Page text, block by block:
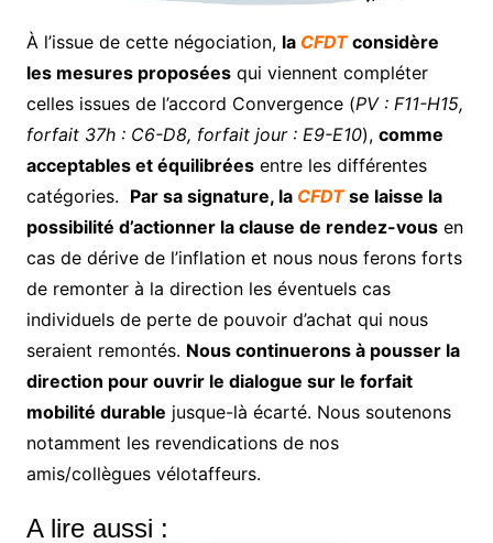
À l’issue de cette négociation, la CFDTconsidère
les mesures proposéesqui viennent compléter
celles issues de l’accord Convergence (PV : F11-H15,
forfait 37h : C6-D8, forfait jour : E9-E10), comme
acceptables et équilibréesentre les différentes
catégories. Par sa signature, la CFDTse laisse la
possibilité d’actionner la clause de rendez-vousen
cas de dérive de l’inflation et nous nous ferons forts
de remonter à la direction les éventuels cas
individuels de perte de pouvoir d’achat qui nous
seraient remontés. Nous continuerons à pousser la
direction pour ouvrir le dialogue sur le forfait
mobilité durable jusque-là écarté. Nous soutenons
notamment les revendications de nos
amis/collègues vélotaffeurs.
A lire aussi :